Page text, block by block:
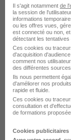
H/F
Safran
Cesson-
Voir l’offre
Safran
Il s'agit notamment de
la session de
informations
ou les offres vues,
est connecté ou non,
détectant les
Ces cookies ou
d'acquisition
comment nos
des différentes sources
Ils nous permettent
d'améliorer nos
rapide et fluide.
Ces cookies ou
consultation et
de formations
Cookies publicitaires